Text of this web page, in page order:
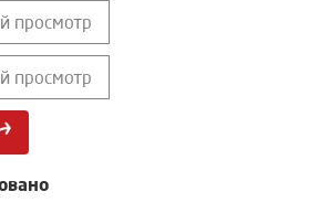
просмотр
просмотр